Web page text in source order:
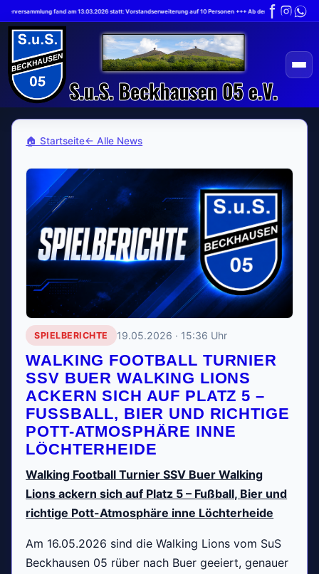
fand am 13.03.2026 statt: Vorstandserweiterung auf 10 Personen +++ Ab dem 1.7.2026 gilt die
🏠 Startseite← Alle News
SPIELBERICHTE 19.05.2026 · 15:36 Uhr
WALKING FOOTBALL TURNIER
SSV BUER WALKING LIONS
ACKERN SICH AUF PLATZ 5 –
FUSSBALL, BIER UND RICHTIGE P
OTT-ATMOSPHÄRE INNE L
ÖCHTERHEIDE
Walking Football Turnier SSV BuerWalking
Lions ackern sich auf Platz 5 – Fußball, Bier und
richtige Pott-Atmosphäre inne Löchterheide
Am 16.05.2026 sind die Walking Lions vom SuS
Beckhausen 05 rüber nach Buer geeiert, genauer